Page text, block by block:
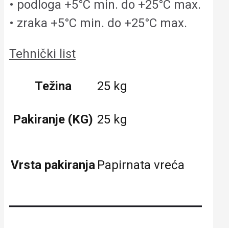
• podloga +5°C min. do +25°C max.
• zraka +5°C min. do +25°C max.
Tehnički list
Težina 25 kg
Pakiranje (KG) 25 kg
Vrsta pakiranja Papirnata vreća